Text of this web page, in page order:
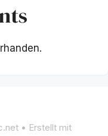
• Erstellt mit